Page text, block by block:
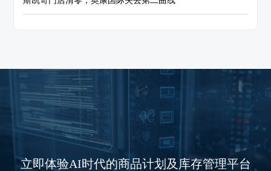
立即体验AI时代的商品计划及库存管理平台